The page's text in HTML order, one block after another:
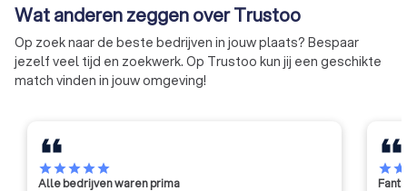
herkennen.
Wat anderen zeggen over Trustoo
Op zoek naar de beste bedrijven in jouw plaats? Bespaar
jezelf veel tijd en zoekwerk. Op Trustoo kun jij een geschikte
match vinden in jouw omgeving!
starstarstarstarstar
Alle bedrijven waren prima
starstar